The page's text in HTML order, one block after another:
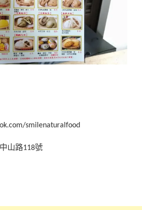
smilenaturalfood
山路118號